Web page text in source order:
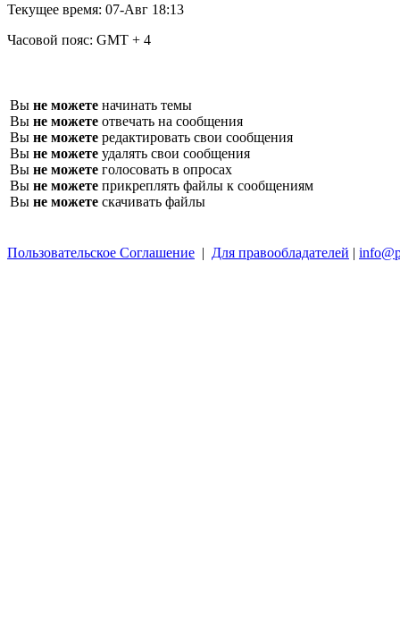
Текущее время: 07-Авг 18:13
Часовой пояс: GMT + 4
Вы не можете начинать темы
Вы не можете отвечать на сообщения
Вы не можете редактировать свои сообщения
Вы не можете удалять свои сообщения
Вы не можете голосовать в опросах
Вы не можете прикреплять файлы к сообщениям
Вы не можете скачивать файлы
Пользовательское Соглашение | Для правообладателей |